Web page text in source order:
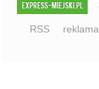
RSS
reklama